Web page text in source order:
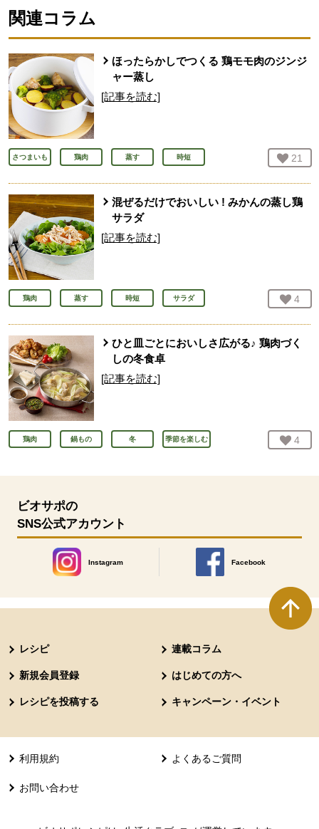
関連コラム
ほったらかしでつくる 鶏モモ肉のジンジ
ャー蒸し
[記事を読む]
さつまいも 鶏肉 蒸す 時短 お気
21
混ぜるだけでおいしい ! みかんの蒸し鶏
サラダ
[記事を読む]
鶏肉 蒸す 時短 サラダ お気
4
ひと皿ごとにおいしさ広がる♪ 鶏肉づく
しの冬食卓
[記事を読む]
鶏肉 鍋もの 冬 季節を楽しむ お気
4
ビオサポの
SNS公式アカウント
Instagram
別のウィンドウで開きます。
Facebook
別のウィンドウで開きます
レシピ 連載コラム
新規会員登録 はじめての方へ
レシピを投稿する キャンペーン・イベント
利用規約 よくあるご質問
お問い合わせ